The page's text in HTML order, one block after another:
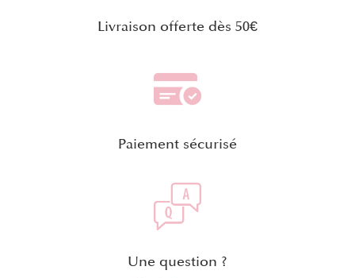
Livraison offerte dès 50€
Paiement sécurisé
Une question ?